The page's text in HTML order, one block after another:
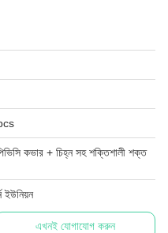
কভার + চিহ্ন সহ শক্তিশালী শক্ত
ইউনিয়ন
এখনই যোগাযোগ করুন